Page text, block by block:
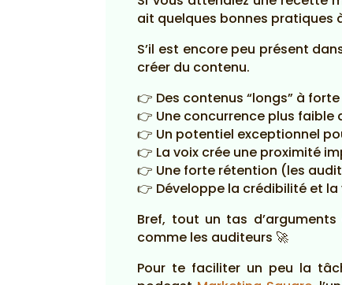
ait quelques bonnes pratiques
S’il est encore peu présent
créer du contenu.
👉 Des contenus “longs” à
👉 Une concurrence plus faible
👉 Un potentiel exceptionnel
👉 La voix crée une proximité
👉 Une forte rétention (les
👉 Développe la crédibilité et
Bref, tout un tas
comme les auditeurs 🚀
Pour te faciliter un peu la